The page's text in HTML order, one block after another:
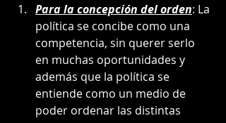
Para la concepción del orden: La
política se concibe como una
competencia, sin querer serlo
en muchas oportunidades y
además que la política se
entiende como un medio de
poder ordenar las distintas